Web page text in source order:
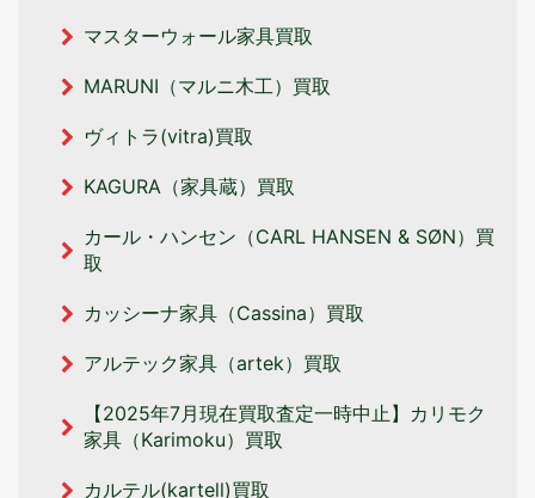
マスターウォール家具買取
MARUNI（マルニ木工）買取
ヴィトラ(vitra)買取
KAGURA（家具蔵）買取
カール・ハンセン（CARL HANSEN & SØN）買
取
カッシーナ家具（Cassina）買取
アルテック家具（artek）買取
【2025年7月現在買取査定一時中止】カリモク
家具（Karimoku）買取
カルテル(kartell)買取